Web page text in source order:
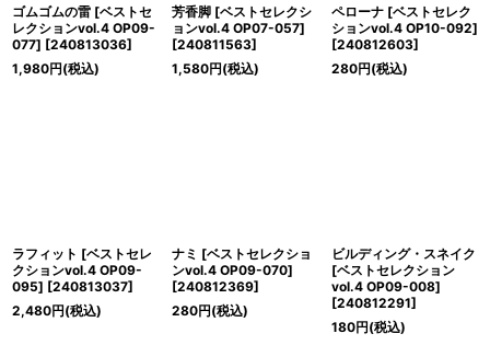
ゴムゴムの雷 [ベストセ
レクションvol.4 OP09-
077] [240813036]
1,980円(税込)
芳香脚 [ベストセレクシ
ョンvol.4 OP07-057]
[240811563]
1,580円(税込)
ペローナ [ベストセレク
ションvol.4 OP10-092]
[240812603]
280円(税込)
ラフィット [ベストセレ
クションvol.4 OP09-
095] [240813037]
2,480円(税込)
ナミ [ベストセレクショ
ンvol.4 OP09-070]
[240812369]
280円(税込)
ビルディング・スネイク
[ベストセレクション
vol.4 OP09-008]
[240812291]
180円(税込)